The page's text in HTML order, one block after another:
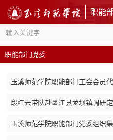
职能
职能部门党委
玉溪师范学院职能部门工会会员
段红云带队赴墨江县龙坝镇调研
玉溪师范学院职能部门党委组织集中